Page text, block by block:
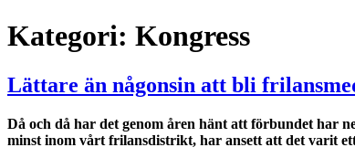
Kategori: Kongress
Lättare än någonsin att bli
Då och då har det genom åren hänt att förbundet har
minst inom vårt frilansdistrikt, har ansett att det varit